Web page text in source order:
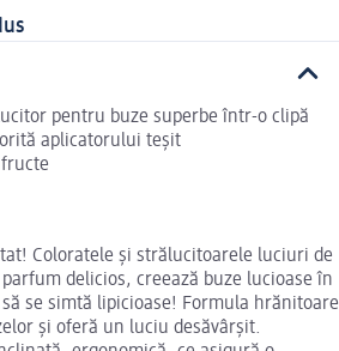
pentru buze superbe într-o clipă
aplicatorului teșit
Coloratele și strălucitoarele luciuri de
parfum delicios, creează buze lucioase în
se simtă lipicioase! Formula hrănitoare
și oferă un luciu desăvârșit.